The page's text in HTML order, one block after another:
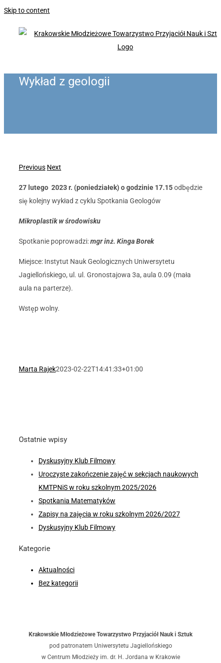
Skip to content
Wykład z geologii
Previous Next
27 lutego 2023 r. (poniedziałek) o godzinie 17.15odbędzie
się kolejny wykład z cyklu Spotkania Geologów
Mikroplastik w środowisku
Spotkanie poprowadzi:mgr inż. Kinga Borek
Miejsce: Instytut Nauk Geologicznych Uniwersytetu
Jagiellońskiego, ul. ul. Gronostajowa 3a, aula 0.09 (mała
aula na parterze).
Wstęp wolny.
Marta Rajek2023-02-22T14:41:33+01:00
Ostatnie wpisy
Dyskusyjny Klub Filmowy
Uroczyste zakończenie zajęć w sekcjach naukowych
KMTPNiS w roku szkolnym 2025/2026
Spotkania Matematyków
Zapisy na zajęcia w roku szkolnym 2026/2027
Dyskusyjny Klub Filmowy
Kategorie
Aktualności
Bez kategorii
Krakowskie Młodzieżowe Towarzystwo Przyjaciół Nauk i Sztuk
pod patronatem Uniwersytetu Jagiellońskiego
w Centrum Młodzieży im. dr. H. Jordana w Krakowie